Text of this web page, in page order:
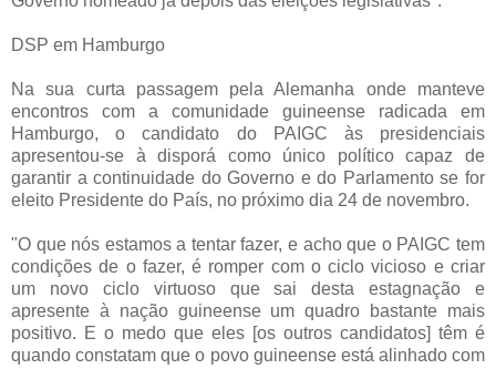
DSP em Hamburgo
Na sua curta passagem pela Alemanha onde manteve
encontros com a comunidade guineense radicada em
Hamburgo, o candidato do PAIGC às presidenciais
apresentou-se à disporá como único político capaz de
garantir a continuidade do Governo e do Parlamento se for
eleito Presidente do País, no próximo dia 24 de novembro.
"O que nós estamos a tentar fazer, e acho que o PAIGC tem
condições de o fazer, é romper com o ciclo vicioso e criar
um novo ciclo virtuoso que sai desta estagnação e
apresente à nação guineense um quadro bastante mais
positivo. E o medo que eles [os outros candidatos] têm é
quando constatam que o povo guineense está alinhado com